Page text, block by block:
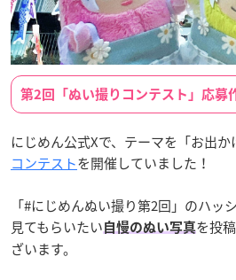
第2回「ぬい撮りコンテスト」応募
にじめん公式Xで、テーマを「お出か
コンテストを開催していました！
「#にじめんぬい撮り第2回」のハッ
見てもらいたい 自慢のぬい写真を投
ざいます。